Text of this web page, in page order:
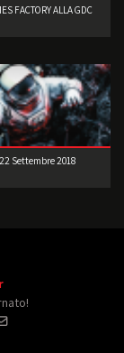
FACTORY ALLA GDC
Settembre 2018